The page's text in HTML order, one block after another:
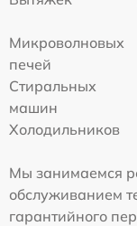
Микроволновых
печей
Стиральных
машин
Холодильников
Мы занимаемся
обслуживанием
гарантийного